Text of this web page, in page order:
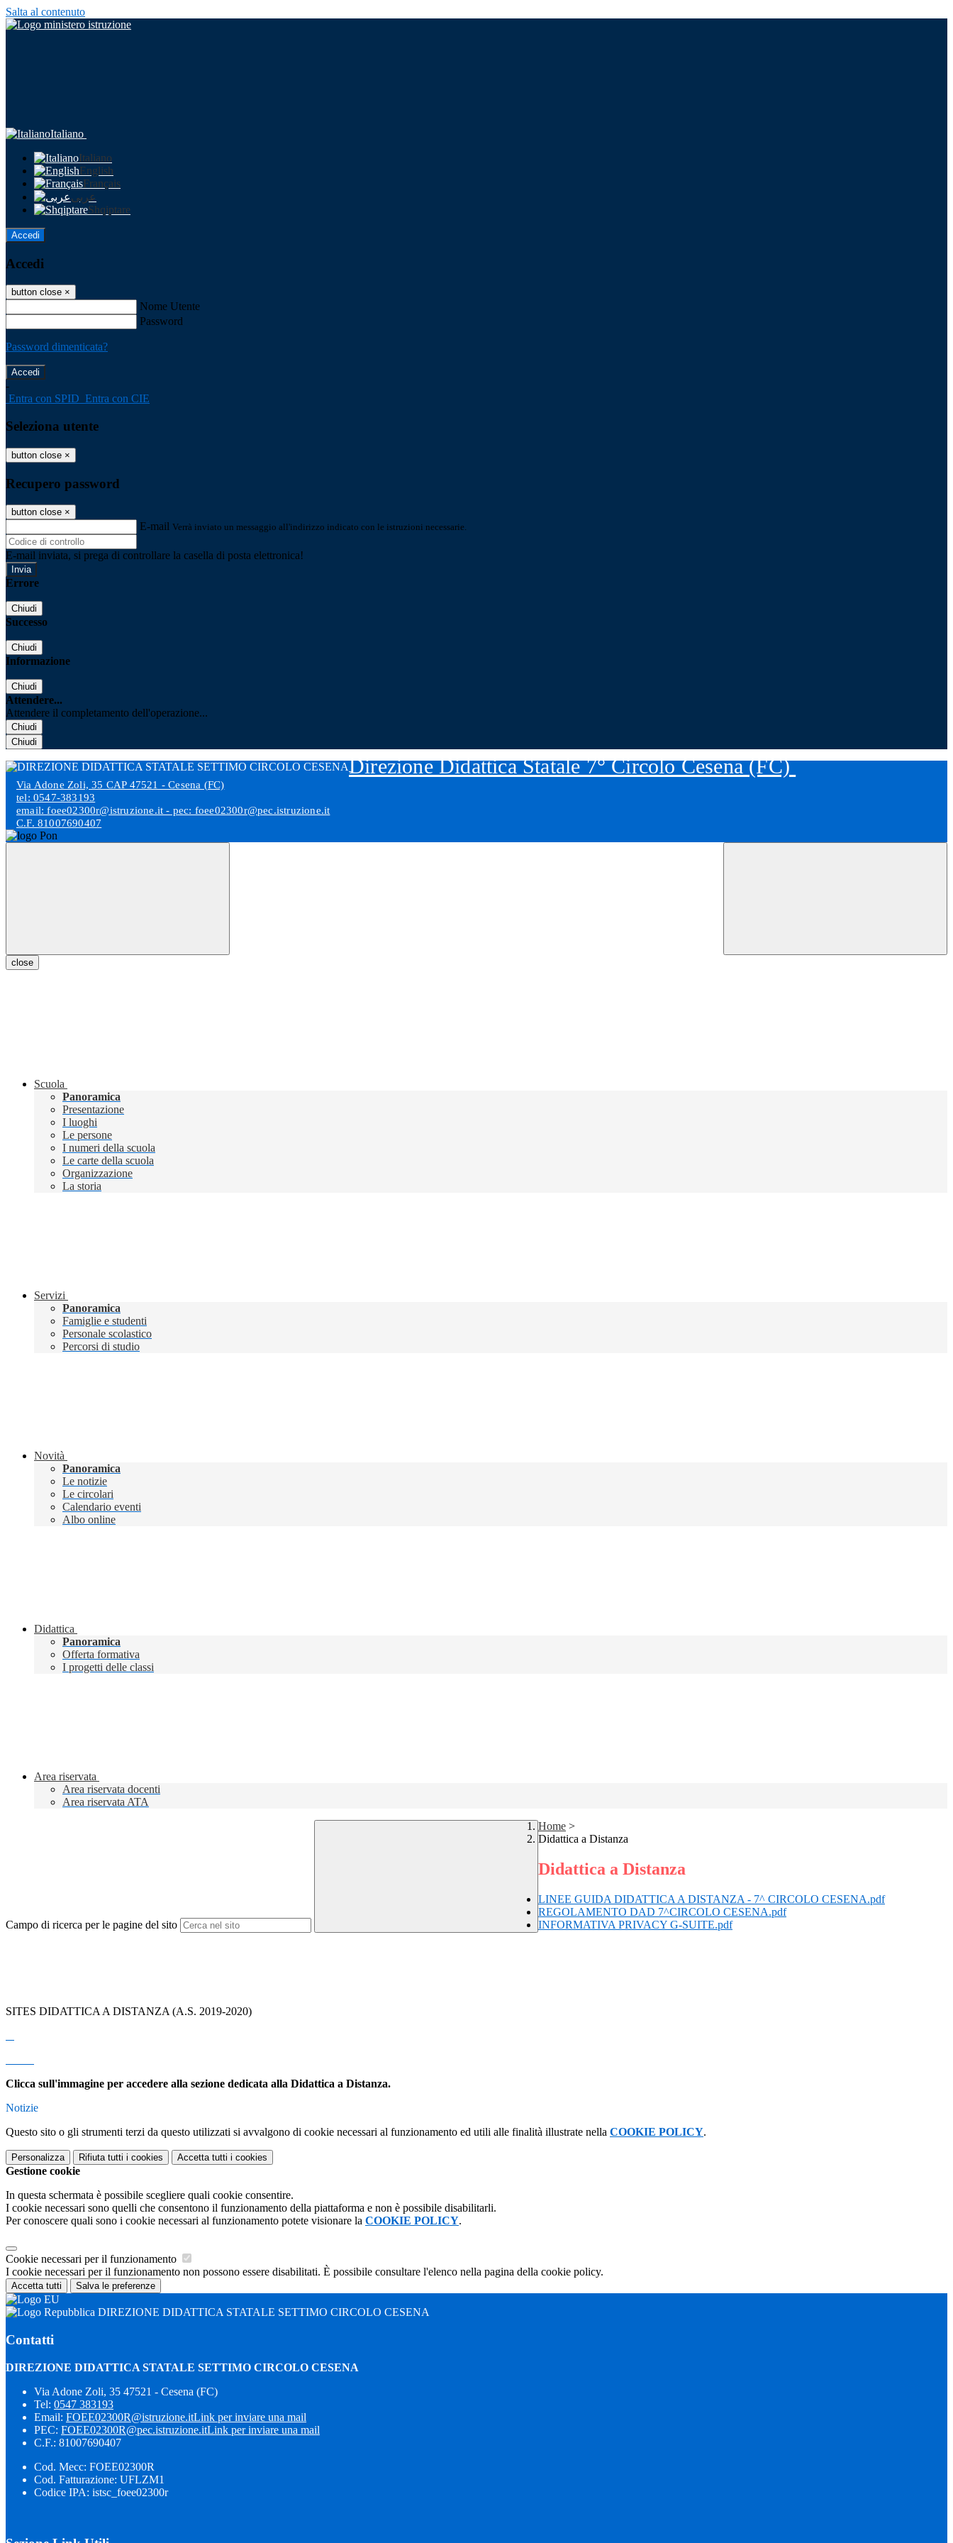
Salta al contenuto
Italiano
Italiano
English
Français
عربى
Shqiptare
Accedi
Accedi
button close ×
Nome Utente
Password
Password dimenticata?
-
Entra con SPID Entra con CIE
Seleziona utente
button close ×
Recupero password
button close ×
E-mail Verrà inviato un messaggio all'indirizzo indicato con le istruzioni necessarie.
E-mail inviata, si prega di controllare la casella di posta elettronica!
Errore
Chiudi
Successo
Chiudi
Informazione
Chiudi
Attendere...
Attendere il completamento dell'operazione...
Chiudi
Chiudi
Direzione Didattica Statale 7° Circolo Cesena (FC)
Via Adone Zoli, 35 CAP 47521 - Cesena (FC)
tel: 0547-383193
email: foee02300r@istruzione.it - pec: foee02300r@pec.istruzione.it
C.F. 81007690407
close
Scuola
Panoramica
Presentazione
I luoghi
Le persone
I numeri della scuola
Le carte della scuola
Organizzazione
La storia
Servizi
Panoramica
Famiglie e studenti
Personale scolastico
Percorsi di studio
Novità
Panoramica
Le notizie
Le circolari
Calendario eventi
Albo online
Didattica
Panoramica
Offerta formativa
I progetti delle classi
Area riservata
Area riservata docenti
Area riservata ATA
Campo di ricerca per le pagine del sito
Home >
Didattica a Distanza
Didattica a Distanza
LINEE GUIDA DIDATTICA A DISTANZA - 7^ CIRCOLO CESENA.pdf
REGOLAMENTO DAD 7^CIRCOLO CESENA.pdf
INFORMATIVA PRIVACY G-SUITE.pdf
SITES DIDATTICA A DISTANZA (A.S. 2019-2020)
Clicca sull'immagine per accedere alla sezione dedicata alla Didattica a Distanza.
Notizie
Questo sito o gli strumenti terzi da questo utilizzati si avvalgono di cookie necessari al funzionamento ed utili alle finalità illustrate nella COOKIE POLICY.
Personalizza Rifiuta tutti i cookies Accetta tutti i cookies
Gestione cookie
In questa schermata è possibile scegliere quali cookie consentire.
I cookie necessari sono quelli che consentono il funzionamento della piattaforma e non è possibile disabilitarli.
Per conoscere quali sono i cookie necessari al funzionamento potete visionare la COOKIE POLICY.
Cookie necessari per il funzionamento
I cookie necessari per il funzionamento non possono essere disabilitati. È possibile consultare l'elenco nella pagina della cookie policy.
Accetta tutti Salva le preferenze
DIREZIONE DIDATTICA STATALE SETTIMO CIRCOLO CESENA
Contatti
DIREZIONE DIDATTICA STATALE SETTIMO CIRCOLO CESENA
Via Adone Zoli, 35 47521 - Cesena (FC)
Tel: 0547 383193
Email: FOEE02300R@istruzione.itLink per inviare una mail
PEC: FOEE02300R@pec.istruzione.itLink per inviare una mail
C.F.: 81007690407
Cod. Mecc: FOEE02300R
Cod. Fatturazione: UFLZM1
Codice IPA: istsc_foee02300r